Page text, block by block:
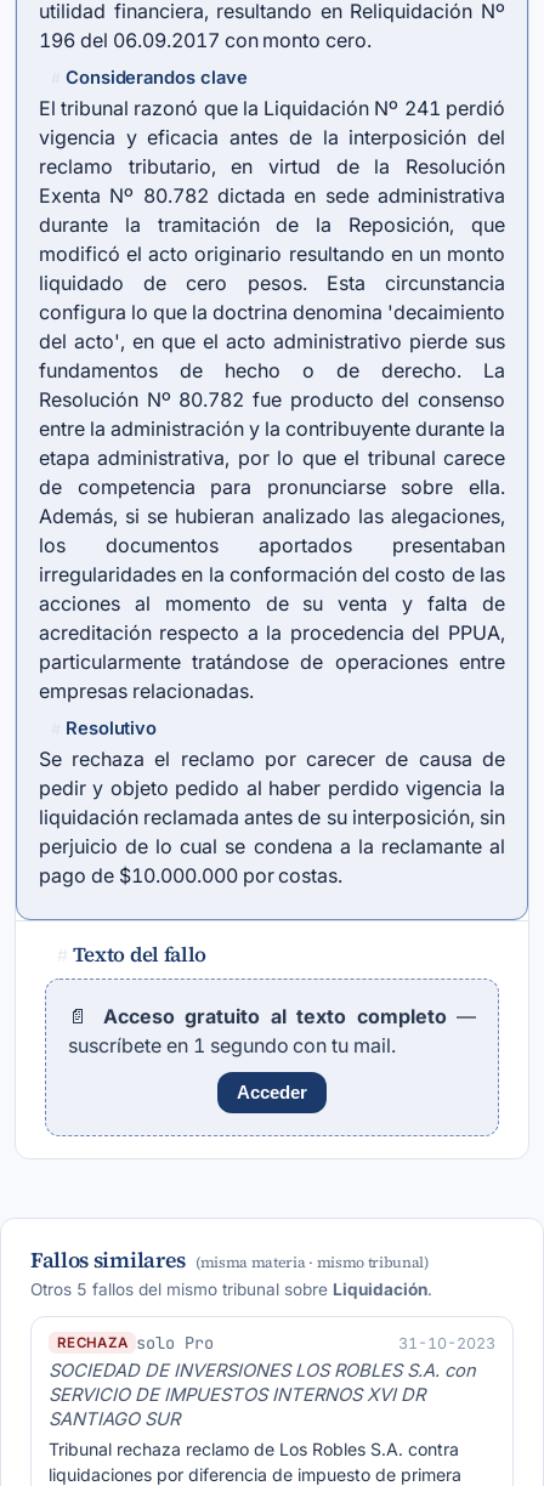
utilidad financiera, resultando en Reliquidación Nº
196 del 06.09.2017 con monto cero.
Considerandos clave
El tribunal razonó que la Liquidación Nº 241 perdió
vigencia y eficacia antes de la interposición del
reclamo tributario, en virtud de la Resolución
Exenta Nº 80.782 dictada en sede administrativa
durante la tramitación de la Reposición, que
modificó el acto originario resultando en un monto
liquidado de cero pesos. Esta circunstancia
configura lo que la doctrina denomina 'decaimiento
del acto', en que el acto administrativo pierde sus
fundamentos de hecho o de derecho. La
Resolución Nº 80.782 fue producto del consenso
entre la administración y la contribuyente durante la
etapa administrativa, por lo que el tribunal carece
de competencia para pronunciarse sobre ella.
Además, si se hubieran analizado las alegaciones,
los documentos aportados presentaban
irregularidades en la conformación del costo de las
acciones al momento de su venta y falta de
acreditación respecto a la procedencia del PPUA,
particularmente tratándose de operaciones entre
empresas relacionadas.
Resolutivo
Se rechaza el reclamo por carecer de causa de
pedir y objeto pedido al haber perdido vigencia la
liquidación reclamada antes de su interposición, sin
perjuicio de lo cual se condena a la reclamante al
pago de $10.000.000 por costas.
# Texto del fallo
📄 Acceso gratuito al texto completo—
suscríbete en 1 segundo con tu mail.
Acceder
Fallos similares (misma materia · mismo tribunal)
Otros 5 fallos del mismo tribunal sobre Liquidación.
RECHAZA solo Pro 31-10-2023
SOCIEDAD DE INVERSIONES LOS ROBLES S.A. con
SERVICIO DE IMPUESTOS INTERNOS XVI DR
SANTIAGO SUR
Tribunal rechaza reclamo de Los Robles S.A. contra
liquidaciones por diferencia de impuesto de primera